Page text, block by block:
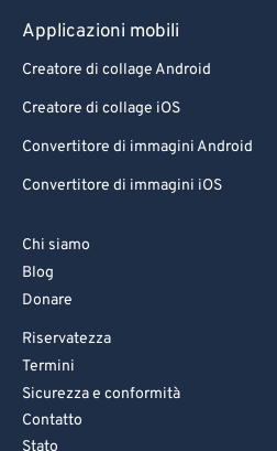
Applicazioni mobili
Creatore di collage Android
Creatore di collage iOS
Convertitore di immagini Android
Convertitore di immagini iOS
Chi siamo
Blog
Donare
Riservatezza
Termini
Sicurezza e conformità
Contatto
Stato